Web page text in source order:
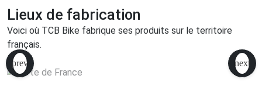
Lieux de fabrication
Voici où TCB Bike fabrique ses produits sur le territoire
français.